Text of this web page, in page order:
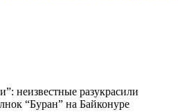
неизвестные разукрасили
“Буран” на Байконуре